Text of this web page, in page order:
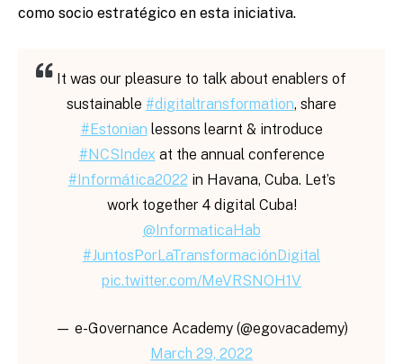
como socio estratégico en esta iniciativa.
It was our pleasure to talk about enablers of
sustainable #digitaltransformation, share
#Estonian lessons learnt & introduce
#NCSIndex at the annual conference
#Informática2022 in Havana, Cuba. Let’s
work together 4 digital Cuba!
@InformaticaHab
#JuntosPorLaTransformaciónDigital
pic.twitter.com/MeVRSNOH1V
— e-Governance Academy (@egovacademy)
March 29, 2022